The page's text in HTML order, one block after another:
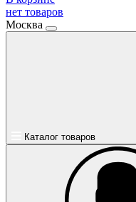
нет товаров
Москва
Каталог товаров